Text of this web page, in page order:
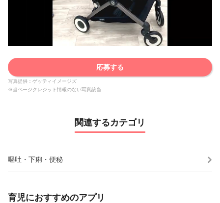
応募する
写真提供：ゲッティイメージズ
※当ページクレジット情報のない写真該当
関連するカテゴリ
嘔吐・下痢・便秘
育児におすすめのアプリ